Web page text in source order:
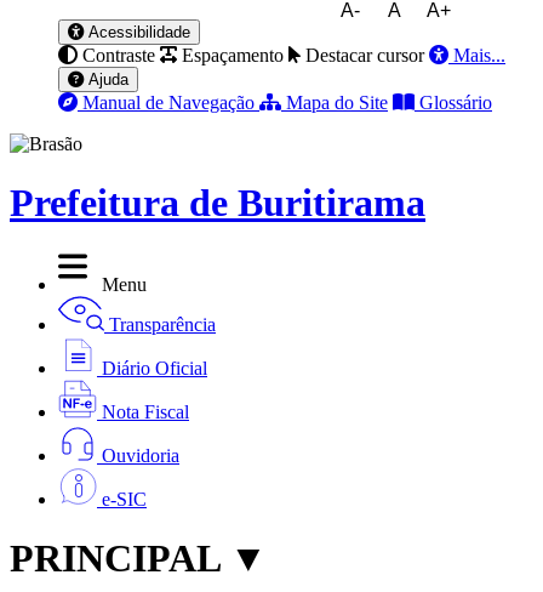
A- A A+
Acessibilidade
Contraste Espaçamento Destacar cursor Mais...
Ajuda
Manual de Navegação Mapa do Site Glossário
Prefeitura de Buritirama
Menu
Transparência
Diário Oficial
Nota Fiscal
Ouvidoria
e-SIC
PRINCIPAL ▼